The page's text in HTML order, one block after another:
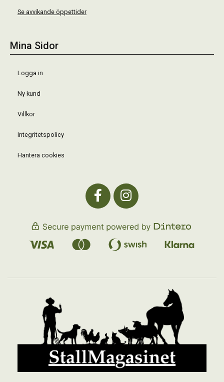
Se avvikande öppettider
Mina Sidor
Logga in
Ny kund
Villkor
Integritetspolicy
Hantera cookies